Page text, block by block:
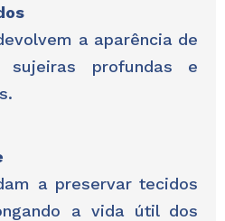
a aparência de
sujeiras profundas e
a preservar tecidos
a vida útil dos